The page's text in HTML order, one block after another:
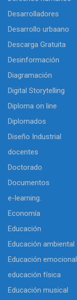
Desarrolladores
Desarrollo urbaano
Descarga Gratuita
Desinformación
Diagramación
Digital Storytelling
Diploma on line
Diplomados
Diseño Industrial
docentes
Doctorado
Documentos
e-learning.
Economía
Educación
Educación ambiental
Educación emocional
educación física
Educación musical